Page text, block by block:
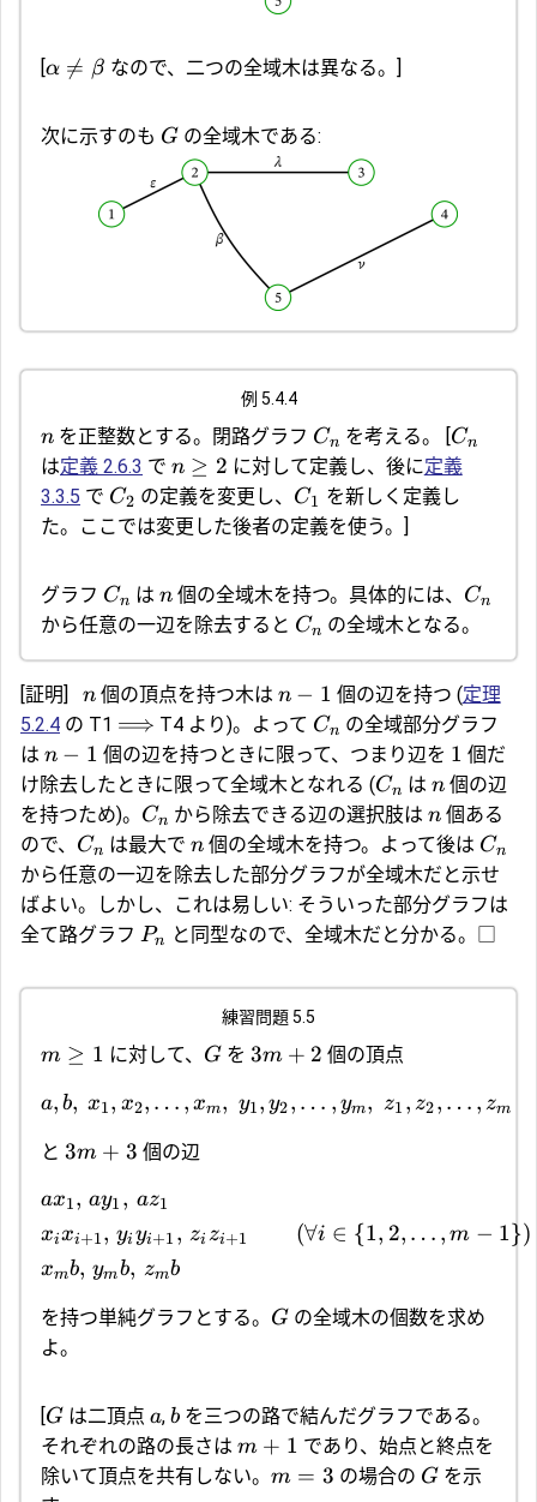
[α 
= β なので、二つの全域木は異なる。]
次に示すのも G の全域木である:
例 5.4.4
n を正整数とする。閉路グラフ Cn を考える。 [Cn
は定義 2.6.3 で n ≥ 2 に対して定義し、後に定義
3.3.5 で C2 の定義を変更し、 C1 を新しく定義し
た。ここでは変更した後者の定義を使う。]
グラフ Cn はn 個の全域木を持つ。具体的には、 Cn
から任意の一辺を除去すると Cn の全域木となる。
[証明] n 個の頂点を持つ木は n − 1 個の辺を持つ (定理
5.2.4 の T1 ⟹ T4 より)。よって Cn の全域部分グラフ
は n − 1 個の辺を持つときに限って、つまり辺を 1 個だ
け除去したときに限って全域木となれる (Cn はn 個の辺
を持つため)。 Cn から除去できる辺の選択肢はn 個ある
ので、 Cn は最大でn 個の全域木を持つ。よって後は Cn
から任意の一辺を除去した部分グラフが全域木だと示せ
ばよい。しかし、これは易しい: そういった部分グラフは
全て路グラフ Pn と同型なので、全域木だと分かる。□
練習問題 5.5
m ≥ 1 に対して、 Gを 3m + 2 個の頂点
a, b, x1, x2, … , xm, y1, y2, … , ym, z1 , z2 , … , zm
と 3m + 3 個の辺
ax1, ay1 , az1
xixi+1, yi yi+1 , zi zi+1 (∀i ∈ {1, 2, … , m − 1})
xmb, ymb, zmb
を持つ単純グラフとする。 G の全域木の個数を求め
よ。
G は二頂点 a, b を三つの路で結んだグラフである。
それぞれの路の長さは m + 1 であり、始点と終点を
除いて頂点を共有しない。 m = 3 の場合の G を示